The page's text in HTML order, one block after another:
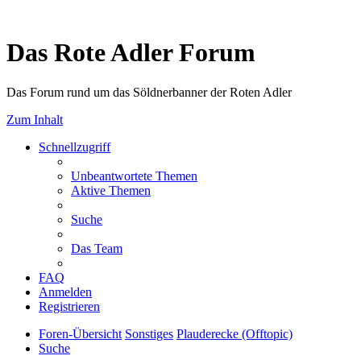
Das Rote Adler Forum
Das Forum rund um das Söldnerbanner der Roten Adler
Zum Inhalt
Schnellzugriff
Unbeantwortete Themen
Aktive Themen
Suche
Das Team
FAQ
Anmelden
Registrieren
Foren-Übersicht Sonstiges Plauderecke (Offtopic)
Suche